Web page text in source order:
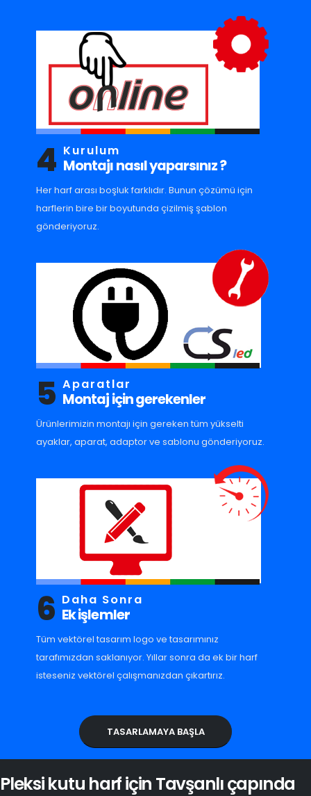
4 Kurulum
Montajı nasıl yaparsınız ?
Her harf arası boşluk farklıdır. Bunun çözümü için
harflerin bire bir boyutunda çizilmiş şablon
gönderiyoruz.
5 Aparatlar
Montaj için gerekenler
Ürünlerimizin montajı için gereken tüm yükselti
ayaklar, aparat, adaptor ve sablonu gönderiyoruz.
6 Daha Sonra
Ek işlemler
Tüm vektörel tasarım logo ve tasarımınız
tarafımızdan saklanıyor. Yıllar sonra da ek bir harf
isteseniz vektörel çalışmanızdan çıkartırız.
TASARLAMAYA BAŞLA
Pleksi kutu harf için Tavşanlı çapında